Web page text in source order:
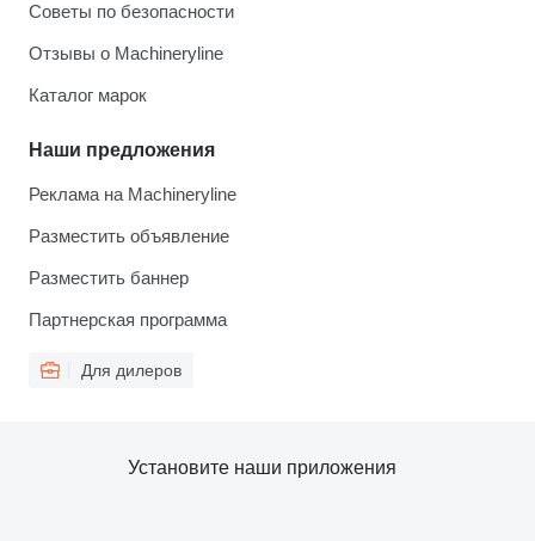
Советы по безопасности
Отзывы о Machineryline
Каталог марок
Наши предложения
Реклама на Machineryline
Разместить объявление
Разместить баннер
Партнерская программа
Для дилеров
Установите наши приложения